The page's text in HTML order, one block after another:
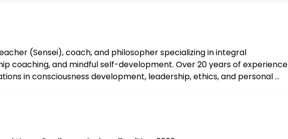
(Sensei), coach, and philosopher specializing in integral
coaching, and mindful self-development. Over 20 years of experience
in consciousness development, leadership, ethics, and personal